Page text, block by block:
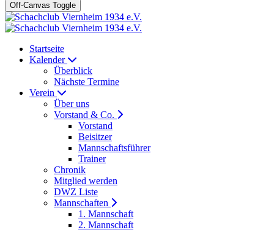
Off-Canvas Toggle
Startseite
Kalender
Überblick
Nächste Termine
Verein
Über uns
Vorstand & Co.
Vorstand
Beisitzer
Mannschaftsführer
Trainer
Chronik
Mitglied werden
DWZ Liste
Mannschaften
1. Mannschaft
2. Mannschaft